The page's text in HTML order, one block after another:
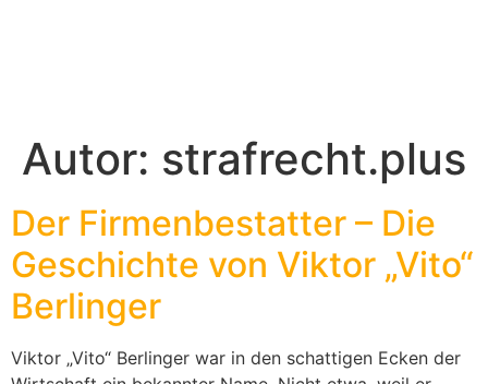
Autor: strafrecht.plus
Der Firmenbestatter – Die
Geschichte von Viktor „Vito“
Berlinger
Viktor „Vito“ Berlinger war in den schattigen Ecken der